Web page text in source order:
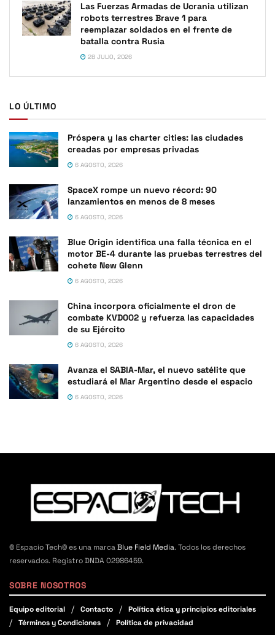
Las Fuerzas Armadas de Ucrania utilizan
robots terrestres Brave 1 para
reemplazar soldados en el frente de
batalla contra Rusia
28 JULIO, 2026
LO ÚLTIMO
Próspera y las charter cities: las ciudades
creadas por empresas privadas
6 AGOSTO, 2026
SpaceX rompe un nuevo récord: 90
lanzamientos en menos de 8 meses
6 AGOSTO, 2026
Blue Origin identifica una falla técnica en el
motor BE-4 durante las pruebas terrestres del
cohete New Glenn
6 AGOSTO, 2026
China incorpora oficialmente el dron de
combate KVD002 y refuerza las capacidades
de su Ejército
6 AGOSTO, 2026
Avanza el SABIA-Mar, el nuevo satélite que
estudiará el Mar Argentino desde el espacio
6 AGOSTO, 2026
© Espacio Tech© es una marcaBlue Field Media. Todos los derechos
reservados. Registro DNDA 02986459.
SOBRE NOSOTROS
Equipo editorial Contacto
Política ética y principios editoriales
Términos y Condiciones
Política de privacidad